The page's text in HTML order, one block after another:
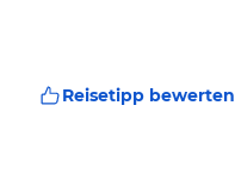
Reisetipp bewerten